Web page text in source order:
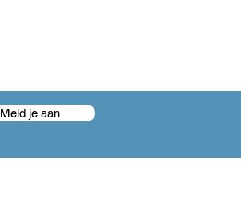
Meld je aan